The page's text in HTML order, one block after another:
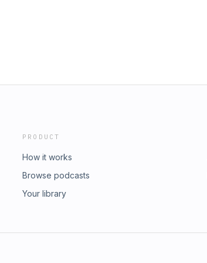
PRODUCT
How it works
Browse podcasts
Your library